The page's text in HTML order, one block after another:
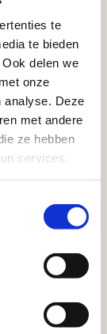
te
te bieden
delen we
onze
analyse. Deze
met andere
ze hebben
services.
van
over de
uw
de
tijdens
op
de
is het fijn